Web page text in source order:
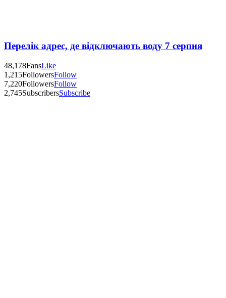
Перелік адрес, де відключають воду 7 серпня
48,178FansLike
1,215FollowersFollow
7,220FollowersFollow
2,745SubscribersSubscribe